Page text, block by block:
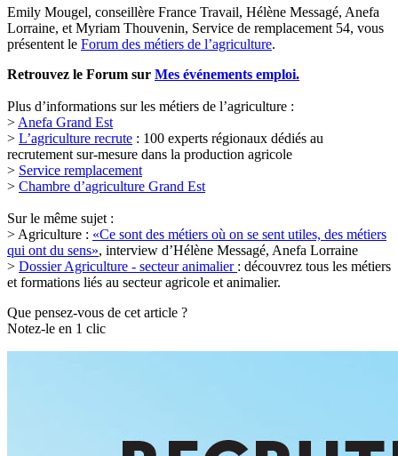
Emily Mougel, conseillère France Travail, Hélène Messagé, Anefa
Lorraine, et Myriam Thouvenin, Service de remplacement 54, vous
présentent le Forum des métiers de l’agriculture.
Retrouvez le Forum sur Mes événements emploi.
Plus d’informations sur les métiers de l’agriculture :
> Anefa Grand Est
> L’agriculture recrute : 100 experts régionaux dédiés au
recrutement sur-mesure dans la production agricole
> Service remplacement
> Chambre d’agriculture Grand Est
Sur le même sujet :
> Agriculture : «Ce sont des métiers où on se sent utiles, des métiers
qui ont du sens», interview d’Hélène Messagé, Anefa Lorraine
> Dossier Agriculture - secteur animalier : découvrez tous les métiers
et formations liés au secteur agricole et animalier.
Que pensez-vous de cet article ?
Notez-le en 1 clic